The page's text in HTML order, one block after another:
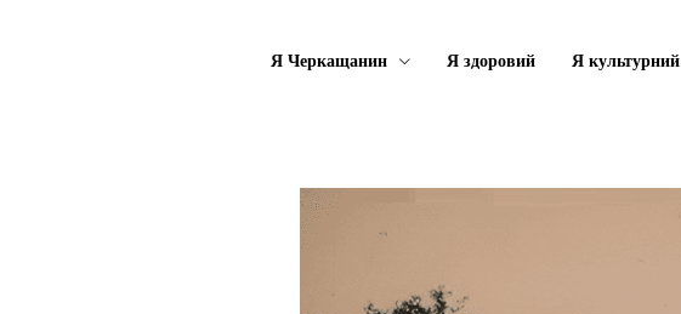
Я Черкащанин Я здоровий Я культурний